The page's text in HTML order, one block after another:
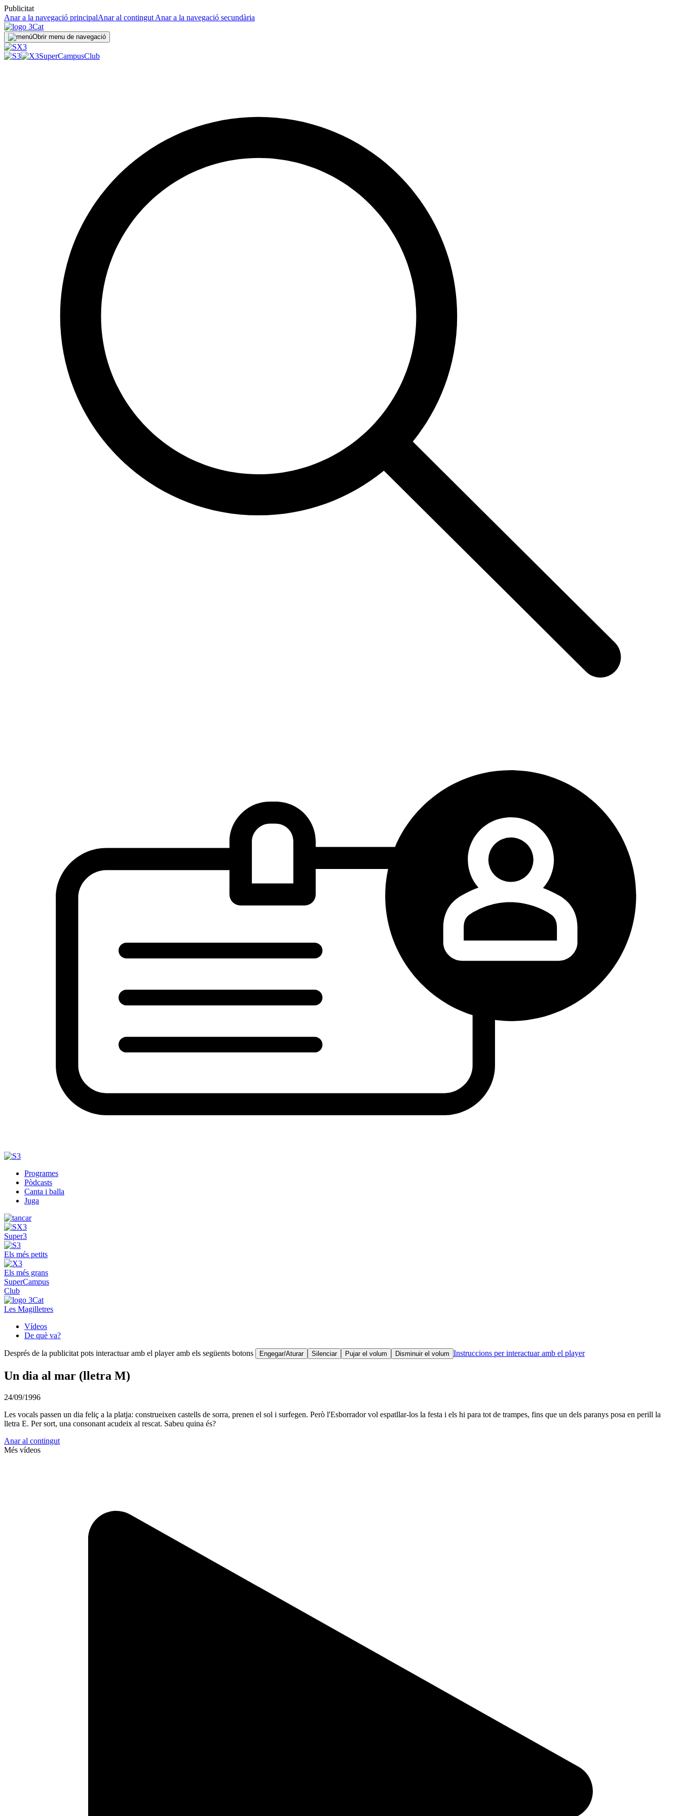
Publicitat
Anar a la navegació principalAnar al contingut Anar a la navegació secundària
Obrir menu de navegació
SuperCampusClub
Programes
Pòdcasts
Canta i balla
Juga
Super3
Els més petits
Els més grans
SuperCampus
Club
Les Magilletres
Vídeos
De què va?
Després de la publicitat pots interactuar amb el player amb els següents botons Engegar/Aturar Silenciar Pujar el volum Disminuir el volum Instruccions per interactuar amb el player
Un dia al mar (lletra M)
24/09/1996
Les vocals passen un dia feliç a la platja: construeixen castells de sorra, prenen el sol i surfegen. Però l'Esborrador vol espatllar-los la festa i els hi para tot de trampes, fins que un dels paranys posa en perill la
lletra E. Per sort, una consonant acudeix al rescat. Sabeu quina és?
Anar al contingut
Més vídeos